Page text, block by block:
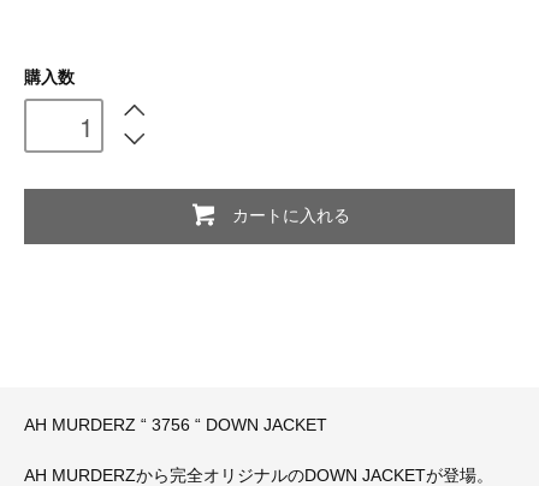
購入数
カートに入れる
AH MURDERZ “ 3756 “ DOWN JACKET
AH MURDERZから完全オリジナルのDOWN JACKETが登場。